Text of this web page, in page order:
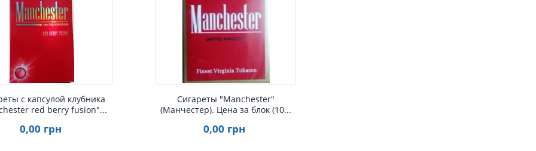
Быстрый просмотр
с капсулой клубника
red berry fusion"...
0,00 грн
Быстрый просмотр
Сигареты "Manchester"
(Манчестер). Цена за блок (10...
0,00 грн